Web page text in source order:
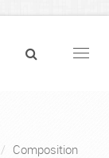
Composition